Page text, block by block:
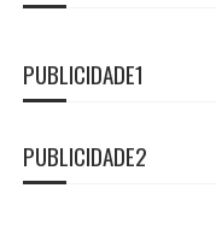
PUBLICIDADE1
PUBLICIDADE2